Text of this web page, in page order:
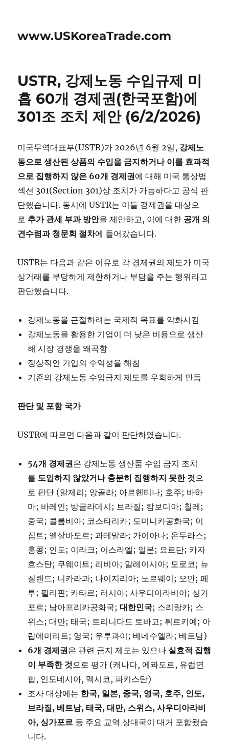
www.USKoreaTrade.com
USTR, 강제노동 수입규제 미
흡 60개 경제권(한국포함)에
301조 조치 제안 (6/2/2026)
미국무역대표부(USTR)가 2026년 6월 2일, 강제노
동으로생산된상품의 수입을 금지하거나 이를 효과적
으로 집행하지 않은 60개 경제권에 대해 미국 통상법
섹션 301(Section 301)상 조치가 가능하다고 공식 판
단했습니다. 동시에 USTR는 이들 경제권을 대상으
로 추가 관세 부과 방안을 제안하고, 이에 대한 공개 의
견수렴과 청문회 절차에 들어갔습니다.
USTR는 다음과 같은 이유로 각 경제권의 제도가 미국
상거래를 부당하게 제한하거나 부담을 주는 행위라고
판단했습니다.
강제노동을 근절하려는 국제적 목표를 약화시킴
강제노동을 활용한 기업이 더 낮은 비용으로 생산
해 시장 경쟁을 왜곡함
정상적인 기업의 수익성을 해침
기존의 강제노동 수입금지 제도를 우회하게 만듬
판단 및 포함 국가
USTR에 따르면 다음과 같이 판단하였습니다.
54개 경제권은 강제노동 생산품 수입 금지 조치
를 도입하지 않았거나 충분히 집행하지 못한 것으
로 판단 (알제리; 앙골라; 아르헨티나; 호주; 바하
마; 바레인; 방글라데시; 브라질; 캄보디아; 칠레;
중국; 콜롬비아; 코스타리카; 도미니카공화국; 이
집트; 엘살바도르; 과테말라; 가이아나; 온두라스;
홍콩; 인도; 이라크; 이스라엘; 일본; 요르단; 카자
흐스탄; 쿠웨이트; 리비아; 말레이시아; 모로코; 뉴
질랜드; 니카라과; 나이지리아; 노르웨이; 오만; 페
루; 필리핀; 카타르; 러시아; 사우디아라비아; 싱가
포르; 남아프리카공화국;대한민국; 스리랑카; 스
위스; 대만; 태국; 트리니다드 토바고; 튀르키예; 아
랍에미리트; 영국; 우루과이; 베네수엘라; 베트남)
6개 경제권은 관련 금지 제도는 있으나 실효적 집행
이 부족한 것으로 평가 (캐나다, 에콰도르, 유럽연
합, 인도네시아, 멕시코, 파키스탄)
조사 대상에는 한국, 일본, 중국, 영국, 호주, 인도,
브라질, 베트남,태국,대만, 스위스,사우디아라비
아, 싱가포르 등 주요 교역 상대국이 대거 포함됐습
니다.